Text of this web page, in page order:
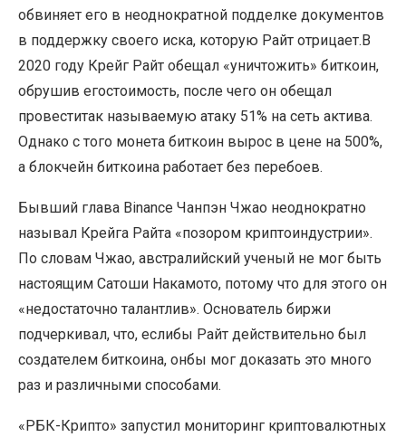
обвиняет его в неоднократной подделке документов
в поддержку своего иска, которую Райт отрицает.В
2020 году Крейг Райт обещал «уничтожить» биткоин,
обрушив егостоимость, после чего он обещал
провеститак называемую атаку 51% на сеть актива.
Однако с того монета биткоин вырос в цене на 500%,
а блокчейн биткоина работает без перебоев.
Бывший глава Binance Чанпэн Чжао неоднократно
называл Крейга Райта «позором криптоиндустрии».
По словам Чжао, австралийский ученый не мог быть
настоящим Сатоши Накамото, потому что для этого он
«недостаточно талантлив». Основатель биржи
подчеркивал, что, еслибы Райт действительно был
создателем биткоина, онбы мог доказать это много
раз и различными способами.
«РБК-Крипто» запустил мониторинг криптовалютных